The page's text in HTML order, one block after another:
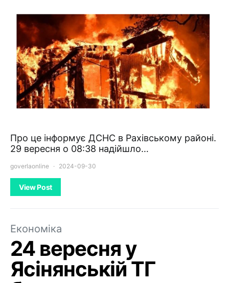
Про це інформує ДСНС в Рахівському районі.
29 вересня о 08:38 надійшло…
goverlaonline 2024-09-30
View Post
Економіка
24 вересня у
Ясінянській ТГ